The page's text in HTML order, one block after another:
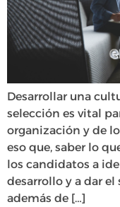
Desarrollar una
selección es vital
organización y de
eso que, saber lo
los candidatos a
desarrollo y a dar el
además de […]